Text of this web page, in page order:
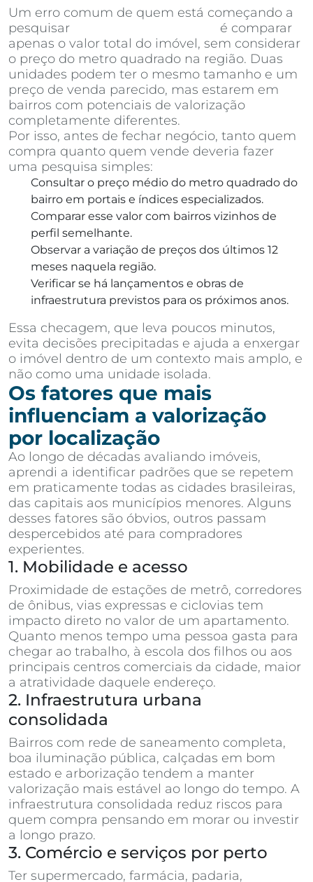
Um erro comum de quem está começando a
pesquisar
é comparar
apenas o valor total do imóvel, sem considerar
o preço do metro quadrado na região. Duas
unidades podem ter o mesmo tamanho e um
preço de venda parecido, mas estarem em
bairros com potenciais de valorização
completamente diferentes.
Por isso, antes de fechar negócio, tanto quem
compra quanto quem vende deveria fazer
uma pesquisa simples:
Consultar o preço médio do metro quadrado do
bairro em portais e índices especializados.
Comparar esse valor com bairros vizinhos de
perfil semelhante.
Observar a variação de preços dos últimos 12
meses naquela região.
Verificar se há lançamentos e obras de
infraestrutura previstos para os próximos anos.
Essa checagem, que leva poucos minutos,
evita decisões precipitadas e ajuda a enxergar
o imóvel dentro de um contexto mais amplo, e
não como uma unidade isolada.
Os fatores que mais
influenciam a valorização
por localização
Ao longo de décadas avaliando imóveis,
aprendi a identificar padrões que se repetem
em praticamente todas as cidades brasileiras,
das capitais aos municípios menores. Alguns
desses fatores são óbvios, outros passam
despercebidos até para compradores
experientes.
1. Mobilidade e acesso
Proximidade de estações de metrô, corredores
de ônibus, vias expressas e ciclovias tem
impacto direto no valor de um apartamento.
Quanto menos tempo uma pessoa gasta para
chegar ao trabalho, à escola dos filhos ou aos
principais centros comerciais da cidade, maior
a atratividade daquele endereço.
2. Infraestrutura urbana
consolidada
Bairros com rede de saneamento completa,
boa iluminação pública, calçadas em bom
estado e arborização tendem a manter
valorização mais estável ao longo do tempo. A
infraestrutura consolidada reduz riscos para
quem compra pensando em morar ou investir
a longo prazo.
3. Comércio e serviços por perto
Ter supermercado, farmácia, padaria,